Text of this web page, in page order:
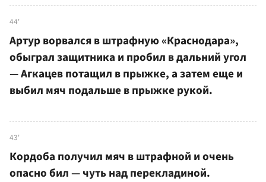
44'
Артур ворвался в штрафную «Краснодара»,
обыграл защитника и пробил в дальний угол
— Агкацев потащил в прыжке, а затем еще и
выбил мяч подальше в прыжке рукой.
43'
Кордоба получил мяч в штрафной и очень
опасно бил — чуть над перекладиной.